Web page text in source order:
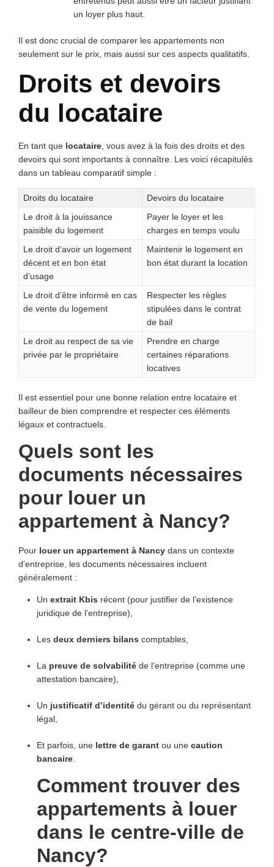
un loyer plus haut.
Il est donc crucial de comparer les appartements non
seulement sur le prix, mais aussi sur ces aspects qualitatifs.
Droits et devoirs
du locataire
En tant que locataire , vous avez à la fois des droits et des
devoirs qui sont importants à connaître. Les voici récapitulés
dans un tableau comparatif simple :
Droits du locataire
Devoirs du locataire
Le droit à la jouissance
paisible du logement
Payer le loyer et les
charges en temps voulu
Le droit d’avoir un logement
décent et en bon état
d’usage
Maintenir le logement en
bon état durant la location
Le droit d’être informé en cas
de vente du logement
Respecter les règles
stipulées dans le contrat
de bail
Le droit au respect de sa vie
privée par le propriétaire
Prendre en charge
certaines réparations
locatives
Il est essentiel pour une bonne relation entre locataire et
bailleur de bien comprendre et respecter ces éléments
légaux et contractuels.
Quels sont les
documents nécessaires
pour louer un
appartement à Nancy?
Pour louer un appartement à Nancy dans un contexte
d’entreprise, les documents nécessaires incluent
généralement :
Un extrait Kbis récent (pour justifier de l’existence
juridique de l’entreprise),
Les deux derniers bilans comptables,
La preuve de solvabilité de l’entreprise (comme une
attestation bancaire),
Un justificatif d’identité du gérant ou du représentant
légal,
Et parfois, une lettre de garant ou une caution
bancaire
Comment trouver des
appartements à louer
dans le centre-ville de
Nancy?